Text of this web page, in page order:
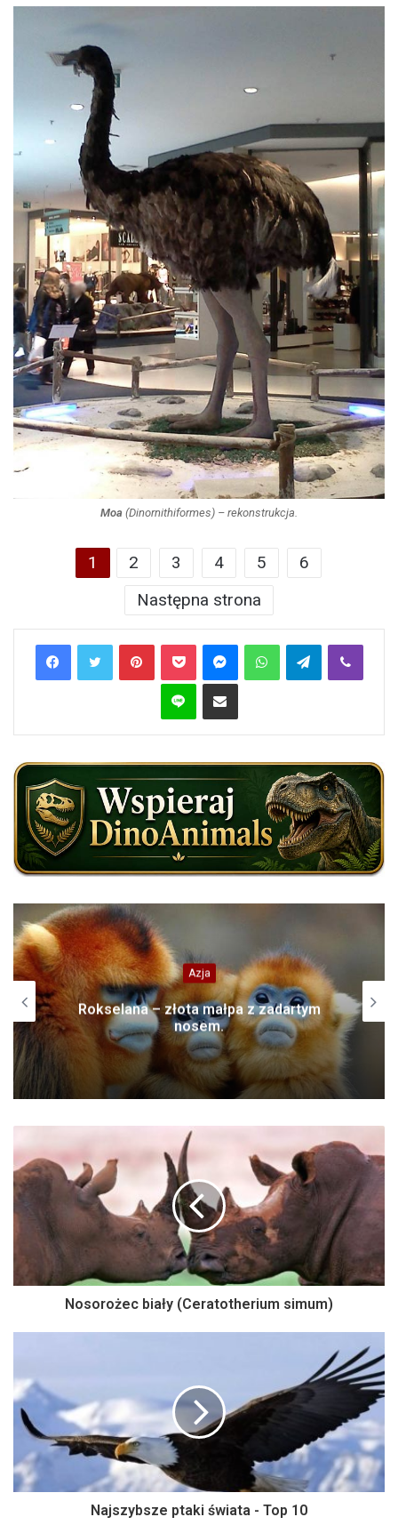
Moa (Dinornithiformes) – rekonstrukcja.
1 2 3 4 5
6
Następna strona
PinterestPocket MessengerWhatsAppTelegramViber
Line Share via Email
Dinozaury
Welociraptor (Velociraptor) –
krwiożerczy zabójca
Nosorożec biały (Ceratotherium simum)
Najszybsze ptaki świata - Top 10